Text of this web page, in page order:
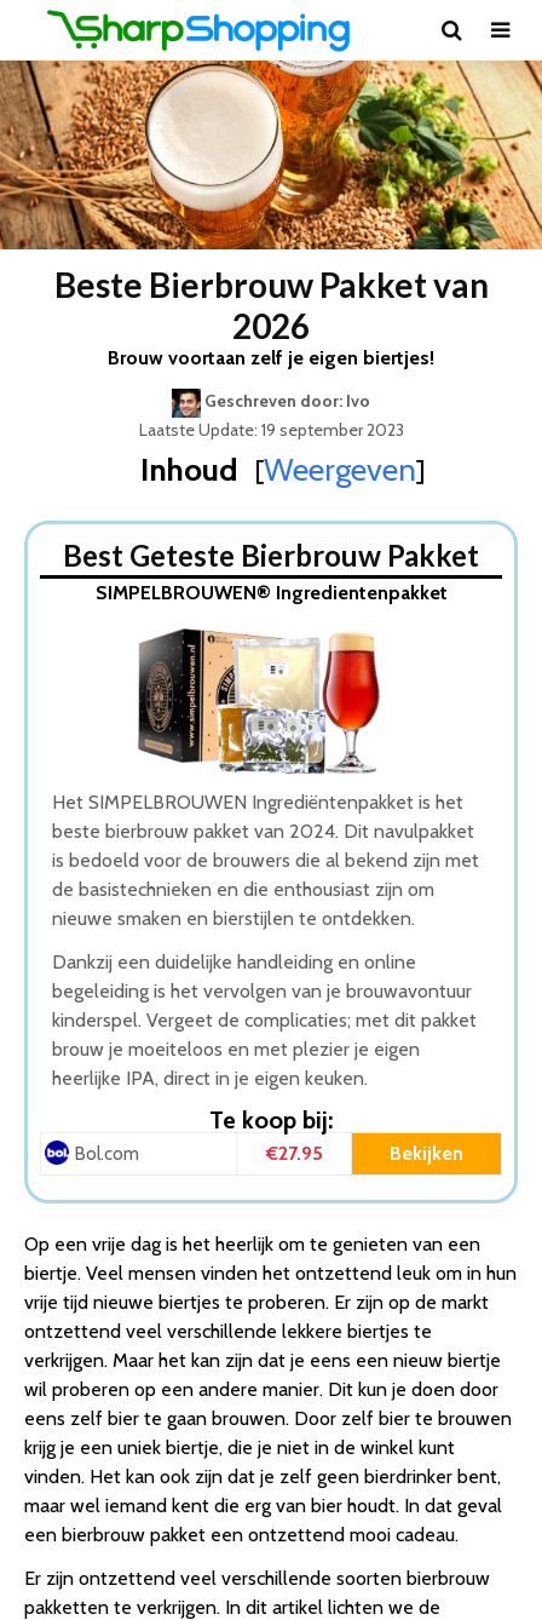
Beste Bierbrouw Pakket van
2026
Brouw voortaan zelf je eigen biertjes!
Geschreven door: Ivo
Laatste Update: 19 september 2023
Inhoud [Weergeven]
1. SIMPELBROUWEN® Ingredientenpakket
2. Brew Monkey Premium IPA Bierbrouwpakket
3. Brew Monkey Compleet Blond Bierbrouwpakket
4. Bierbrouwpakket Belgisch Blond
5. KINGDOM Bierbrouwpakket
Wat is de beste Bierbrouw Pakket van 2026
1. Beste Bierbrouw Pakket van 2026
2. Fijnste Bierbrouw Pakket van 2026
3. Goede Koop Bierbrouw Pakket
4. Goede Kwaliteit Bierbrouw Pakket
5. Goede Prijs-Kwaliteit Bierbrouw Pakket
Conclusie
Best Geteste Bierbrouw Pakket
SIMPELBROUWEN® Ingredientenpakket
Het SIMPELBROUWEN Ingrediëntenpakket is het
beste bierbrouw pakket van 2024. Dit navulpakket
is bedoeld voor de brouwers die al bekend zijn met
de basistechnieken en die enthousiast zijn om
nieuwe smaken en bierstijlen te ontdekken.
Dankzij een duidelijke handleiding en online
begeleiding is het vervolgen van je brouwavontuur
kinderspel. Vergeet de complicaties; met dit pakket
brouw je moeiteloos en met plezier je eigen
heerlijke IPA, direct in je eigen keuken.
Te koop bij:
Bol.com €27.95 Bekijken
Op een vrije dag is het heerlijk om te genieten van een
biertje. Veel mensen vinden het ontzettend leuk om in hun
vrije tijd nieuwe biertjes te proberen. Er zijn op de markt
ontzettend veel verschillende lekkere biertjes te
verkrijgen. Maar het kan zijn dat je eens een nieuw biertje
wil proberen op een andere manier. Dit kun je doen door
eens zelf bier te gaan brouwen. Door zelf bier te brouwen
krijg je een uniek biertje, die je niet in de winkel kunt
vinden. Het kan ook zijn dat je zelf geen bierdrinker bent,
maar wel iemand kent die erg van bier houdt. In dat geval
een bierbrouw pakket een ontzettend mooi cadeau.
Er zijn ontzettend veel verschillende soorten bierbrouw
pakketten te verkrijgen. In dit artikel lichten we de